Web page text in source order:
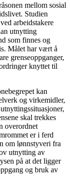
mellom sosial
Studien
arbeidstakere
utnytting
som finnes og
Målet har vært å
grenseoppganger,
knyttet til
kan
og virkemidler,
skal trekkes
overordnet
er i ferd
om lønnstyveri fra
utnytting av
på at det ligger
og bruk av